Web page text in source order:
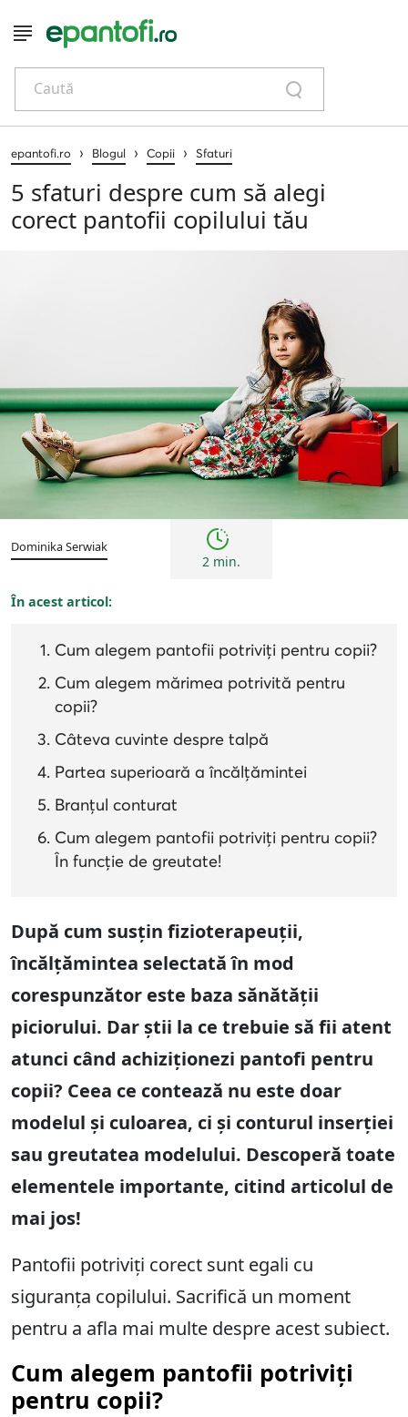
Caută
epantofi.ro › Blogul › Copii › Sfaturi
5 sfaturi despre cum să alegi
corect pantofii copilului tău
Copii Sfaturi
Dominika Serwiak
2 min.
În acest articol:
Cum alegem pantofii potriviți pentru copii?
Cum alegem mărimea potrivită pentru
copii?
Câteva cuvinte despre talpă
Partea superioară a încălțămintei
Branțul conturat
Cum alegem pantofii potriviți pentru copii?
În funcție de greutate!
După cum susțin fizioterapeuții,
încălțămintea selectată în mod
corespunzător este baza sănătății
piciorului. Dar știi la ce trebuie să fii atent
atunci când achiziționezi pantofi pentru
copii? Ceea ce contează nu este doar
modelul și culoarea, ci și conturul inserției
sau greutatea modelului. Descoperă toate
elementele importante, citind articolul de
mai jos!
Pantofii potriviți corect sunt egali cu
siguranța copilului. Sacrifică un moment
pentru a afla mai multe despre acest subiect.
Cum alegem pantofii potriviți
pentru copii?